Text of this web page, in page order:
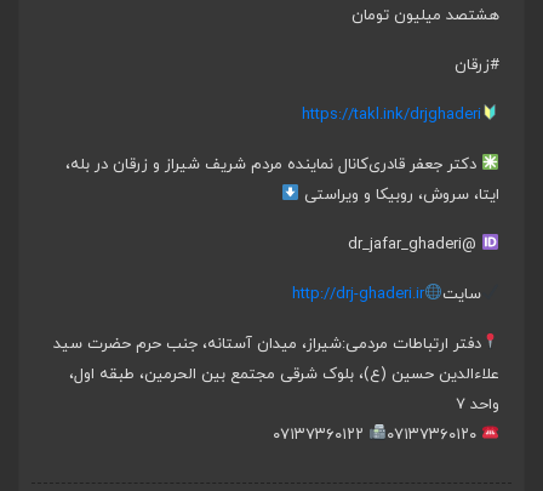
هشتصد میلیون تومان
#زرقان
https://takl.ink/drjghaderi
دکتر جعفر قادریکانال نماینده مردم شریف شیراز و زرقان در بله،
ایتا، سروش، روبیکا و ویراستی
@dr_jafar_ghaderi
سایت http://drj-ghaderi.ir
دفتر ارتباطات مردمی:شیراز، میدان آستانه، جنب حرم حضرت سید
علاءالدین حسین (ع)، بلوک شرقی مجتمع بین الحرمین، طبقه اول،
واحد ۷